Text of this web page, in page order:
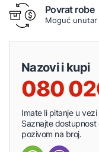
Povrat robe
Moguć unutar
Nazovi i kupi
080
Imate li pitanje u
Saznajte
pozivom na broj.